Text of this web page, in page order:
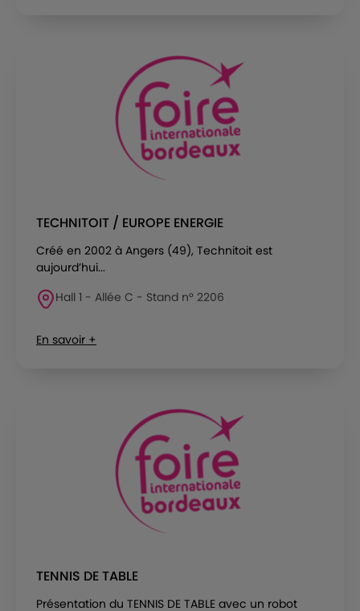
TECHNITOIT / EUROPE ENERGIE
Créé en 2002 à Angers (49), Technitoit est
aujourd’hui...
Hall 1 - Allée C - Stand n° 2206
En savoir +
TENNIS DE TABLE
Présentation du TENNIS DE TABLE avec un robot